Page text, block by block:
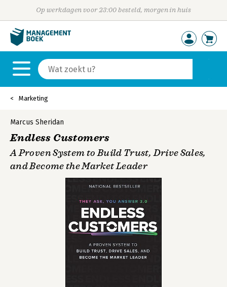
Op werkdagen voor 23:00 besteld, morgen in huis
Marketing
Marcus Sheridan
Endless Customers
A Proven System to Build Trust, Drive Sales,
and Become the Market Leader